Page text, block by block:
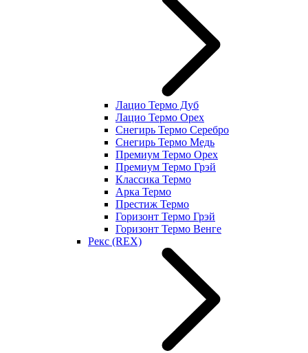
Лацио Термо Дуб
Лацио Термо Орех
Снегирь Термо Серебро
Снегирь Термо Медь
Премиум Термо Орех
Премиум Термо Грэй
Классика Термо
Арка Термо
Престиж Термо
Горизонт Термо Грэй
Горизонт Термо Венге
Рекс (REX)